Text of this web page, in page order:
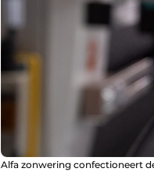
Alfa zonwering confectioneert